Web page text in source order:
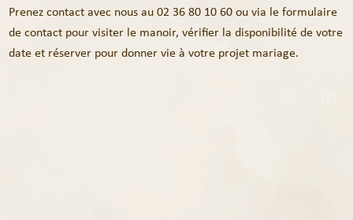
Prenez contact avec nous au 02 36 80 10 60 ou via le formulaire
de contact pour visiter le manoir, vérifier la disponibilité de votre
date et réserver pour donner vie à votre projet mariage.